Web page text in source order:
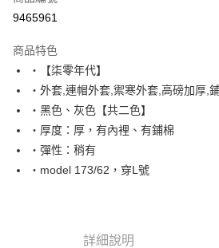
超商取貨付款
Apple Pay
街口支付
悠遊付
Google Pay
AFTEE先享後付是「在收到商品之後才付款」
9465961
商品特色
‧【柒零年代】
‧外套,連帽外套,禦寒外套,高磅加厚,
‧黑色、灰色【共二色】
‧厚度：厚，有內裡、有鋪棉
‧彈性：稍有
‧model 173/62，穿L號
詳細說明